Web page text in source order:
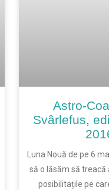
Astro-
Svârlefus,
Luna Nouă de pe 6
să o lăsăm să
posibilitațile pe